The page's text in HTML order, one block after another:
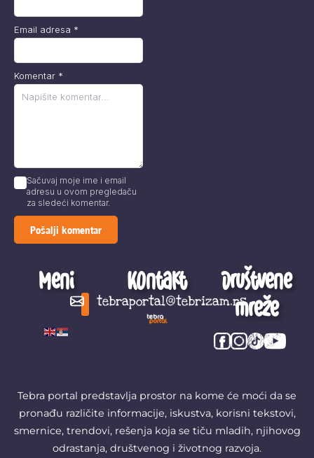
Komentar *
Email adresa *
Sačuvaj moje ime i email
adresu u ovom pregledaču
za sledeći komentar.
Meni Kontakt
tebraportal@tebrizam.rs
Društvene
mreže
Tebra portal predstavlja prostor na kome će moći da se
pronađu različite informacije, iskustva, korisni tekstovi,
smernice, trendovi, rešenja koja se tiču mladih, njihovog
odrastanja, društvenog i životnog razvoja.